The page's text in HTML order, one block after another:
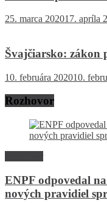
25. marca 202017. apríla
Švajčiarsko:
10. februára 202010.
Rozhovor
ENPF odpovedal
nových pravidiel